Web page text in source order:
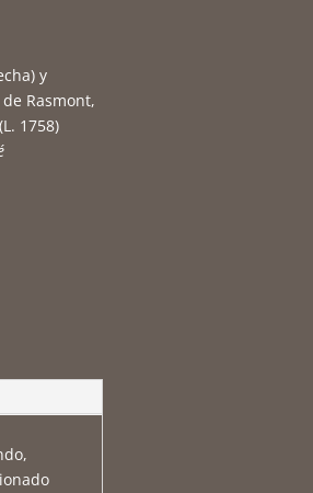
y
Rasmont,
1758)